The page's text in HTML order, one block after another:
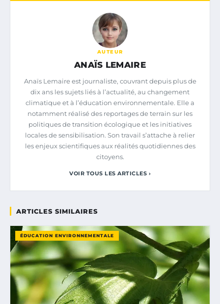
AUTEUR
ANAÏS LEMAIRE
Anaïs Lemaire est journaliste, couvrant depuis plus de
dix ans les sujets liés à l’actualité, au changement
climatique et à l’éducation environnementale. Elle a
notamment réalisé des reportages de terrain sur les
politiques de transition écologique et les initiatives
locales de sensibilisation. Son travail s’attache à relier
les enjeux scientifiques aux réalités quotidiennes des
citoyens.
VOIR TOUS LES ARTICLES ›
ARTICLES SIMILAIRES
ÉDUCATION ENVIRONNEMENTALE